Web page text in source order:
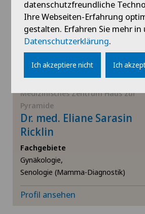
Geburtshilfe
Profil ansehen
Medizinisches Zentrum Haus zur
Pyramide
Dr. med. Eliane Sarasin
Ricklin
Fachgebiete
Gynäkologie,
Senologie (Mamma-Diagnostik)
Profil ansehen
datenschutzfreundliche
Ihre Webseiten-Erfahrung
gestalten. Erfahren Sie mehr in
Datenschutzerklärung.
Ich akzeptiere nicht Ich